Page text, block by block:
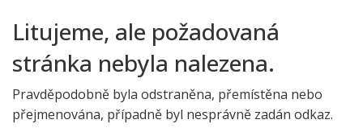
Litujeme, ale požadovaná
stránka nebyla nalezena.
Pravděpodobně byla odstraněna, přemístěna nebo
přejmenována, případně byl nesprávně zadán odkaz.